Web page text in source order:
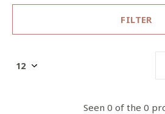
FILTER
Seen 0 of the 0